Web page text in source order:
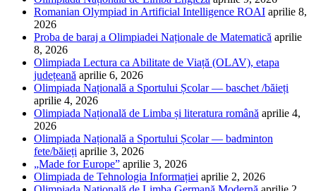
Romanian Olympiad in Artificial Intelligence ROAI aprilie 8,
2026
Proba de baraj a Olimpiadei Naționale de Matematică aprilie
8, 2026
Olimpiada Lectura ca Abilitate de Viață (OLAV), etapa
județeană aprilie 6, 2026
Olimpiada Națională a Sportului Școlar — baschet /băieți
aprilie 4, 2026
Olimpiada Națională de Limba și literatura română aprilie 4,
2026
Olimpiada Națională a Sportului Școlar — badminton
fete/băieți aprilie 3, 2026
„Made for Europe” aprilie 3, 2026
Olimpiada de Tehnologia Informației aprilie 2, 2026